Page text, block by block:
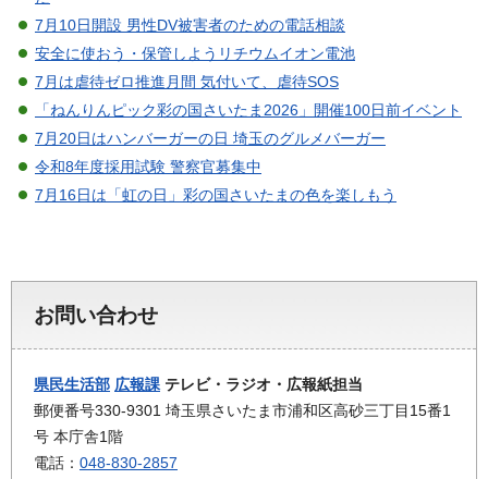
7月10日開設 男性DV被害者のための電話相談
安全に使おう・保管しようリチウムイオン電池
7月は虐待ゼロ推進月間 気付いて、虐待SOS
「ねんりんピック彩の国さいたま2026」開催100日前イベント
7月20日はハンバーガーの日 埼玉のグルメバーガー
令和8年度採用試験 警察官募集中
7月16日は「虹の日」彩の国さいたまの色を楽しもう
お問い合わせ
県民生活部 広報課 テレビ・ラジオ・広報紙担当
郵便番号330-9301 埼玉県さいたま市浦和区高砂三丁目15番1
号 本庁舎1階
電話： 048-830-2857